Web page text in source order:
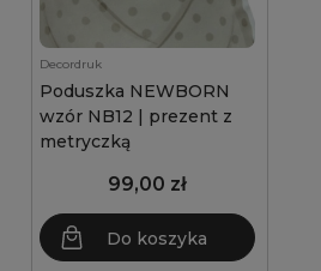
Decordruk
Poduszka NEWBORN
wzór NB12 | prezent z
metryczką
99,00 zł
Do koszyka